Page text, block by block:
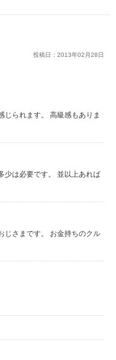
投稿日： 2013年02 月28日
じられます。 高級感もありま
少は必要です。 並以上あれば
じさまです。 お金持ちのクル